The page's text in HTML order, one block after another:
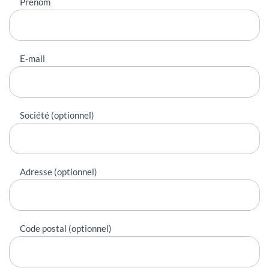
E-mail
Société (optionnel)
Adresse (optionnel)
Code postal (optionnel)